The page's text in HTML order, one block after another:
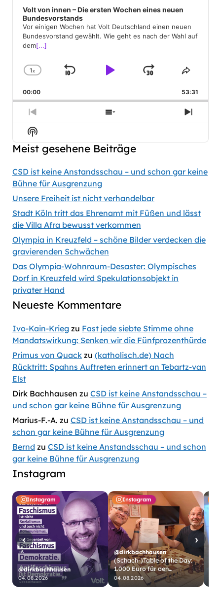
Volt von innen – Die ersten Wochen eines neuen
Bundesvorstands
Vor einigen Wochen hat Volt Deutschland einen neuen
Bundesvorstand gewählt. Wie geht es nach der Wahl auf
dem[...]
Change
Rate
1x
Skip
Play
Jump
Forward
Share
00:00 53:31
Previous
Episode
Show
Episodes
Next
Show
Podcast
Information
Meist gesehene Beiträge
CSD ist keine Anstandsschau – und schon gar keine
Bühne für Ausgrenzung
Unsere Freiheit ist nicht verhandelbar
Stadt Köln tritt das Ehrenamt mit Füßen und lässt
die Villa Afra bewusst verkommen
Olympia in Kreuzfeld – schöne Bilder verdecken die
gravierenden Schwächen
Das Olympia-Wohnraum-Desaster: Olympisches
Dorf in Kreuzfeld wird Spekulationsobjekt in
privater Hand
Neueste Kommentare
Ivo-Kain-Kriegzu Fast jede siebte Stimme ohne
Mandatswirkung: Senken wir die Fünfprozenthürde
Primus von Quackzu (katholisch.de) Nach
Rücktritt: Spahns Auftreten erinnert an Tebartz-van
Elst
Dirk Bachhausen zu CSD ist keine Anstandsschau –
und schon gar keine Bühne für Ausgrenzung
Marius-F.-A. zu CSD ist keine Anstandsschau – und
schon gar keine Bühne für Ausgrenzung
Bernd zu CSD ist keine Anstandsschau – und schon
gar keine Bühne für Ausgrenzung
Instagram
Instagram
@dirkbachhausen
04.08.2026
Instagram
@dirkbachhausen
(Schach-)Table of the Day:
1.000 Euro für den
Schachklub Köln-Worringen
https://www.bach…
04.08.2026
‹ ›